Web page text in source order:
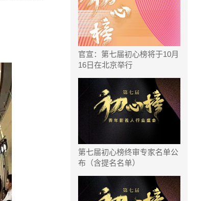
官宣：第七届初心榜将于10月
16日在北京举行
第七届初心榜终审专家名单公
布（含提名名单）